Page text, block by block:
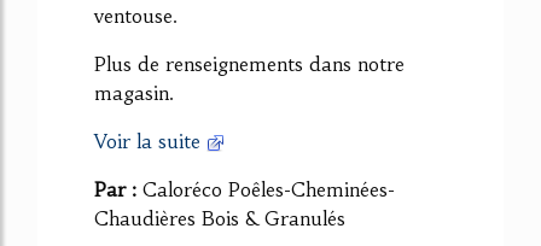
ventouse.
Plus de renseignements dans notre
magasin.
Voir la suite
Par : Caloréco Poêles-Cheminées-
Chaudières Bois & Granulés